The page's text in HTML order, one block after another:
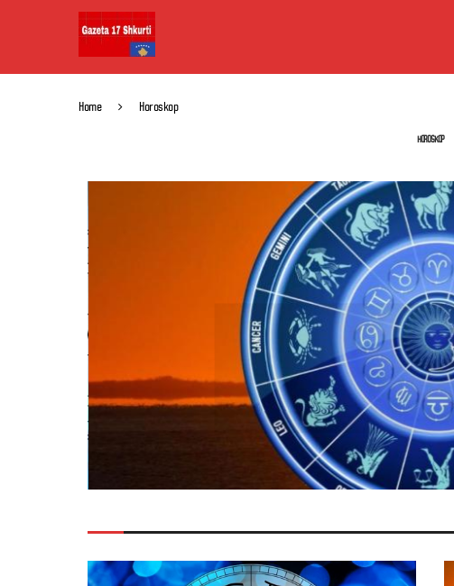
Home Horoskop
HOROSKOP
Horoskop
Horoskop
Horoskopi i 11
mundësi, por
11/06/2026 0